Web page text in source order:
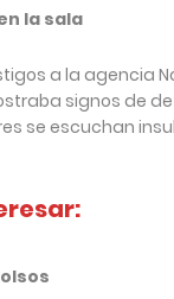
la sala
a la agencia
signos de
se escuchan